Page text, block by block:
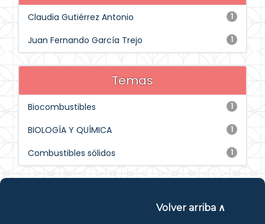
1
Claudia Gutiérrez Antonio
1
Juan Fernando García Trejo
Temas
1
Biocombustibles
1
BIOLOGÍA Y QUÍMICA
1
Combustibles sólidos
Volver arriba ∧